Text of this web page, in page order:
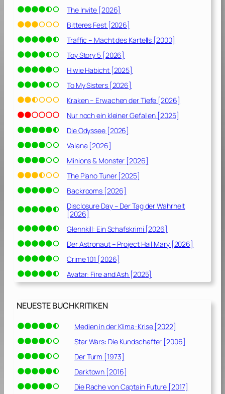
The Invite [2026]
Bitteres Fest [2026]
Traffic – Macht des Kartells [2000]
Toy Story 5 [2026]
H wie Habicht [2025]
To My Sisters [2026]
Kraken – Erwachen der Tiefe [2026]
Nur noch ein kleiner Gefallen [2025]
Die Odyssee [2026]
Vaiana [2026]
Minions & Monster [2026]
The Piano Tuner [2025]
Backrooms [2026]
Disclosure Day – Der Tag der Wahrheit
[2026]
Glennkill: Ein Schafskrimi [2026]
Der Astronaut – Project Hail Mary [2026]
Crime 101 [2026]
Avatar: Fire and Ash [2025]
NEUESTE BUCHKRITIKEN
Medien in der Klima-Krise [2022]
Star Wars: Die Kundschafter [2006]
Der Turm [1973]
Darktown [2016]
Die Rache von Captain Future [2017]